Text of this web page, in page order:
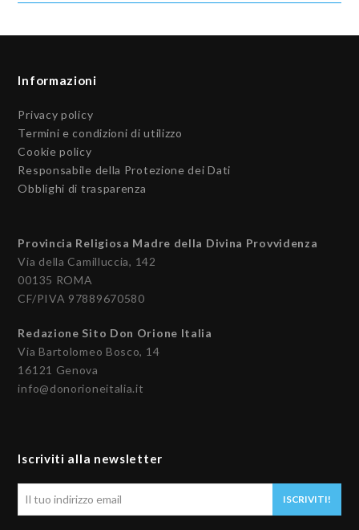
Informazioni
Privacy policy
Termini e condizioni di utilizzo
Cookie policy
Responsabile della Protezione dei Dati
Obblighi di trasparenza
Provincia Religiosa Madre della Divina Provvidenza
Via della Camilluccia, 142
00135 ROMA
CF/PIVA 97889670580
Redazione Sito Don Orione Italia
Via Bartolomeo Bosco, 14
16121 Genova
info@donorioneitalia.it
Iscriviti alla newsletter
ISCRIVITI!